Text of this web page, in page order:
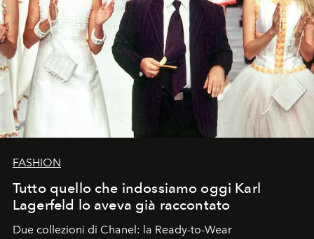
FASHION
Tutto quello che indossiamo oggi Karl
Lagerfeld lo aveva già raccontato
Due collezioni di Chanel: la Ready-to-Wear